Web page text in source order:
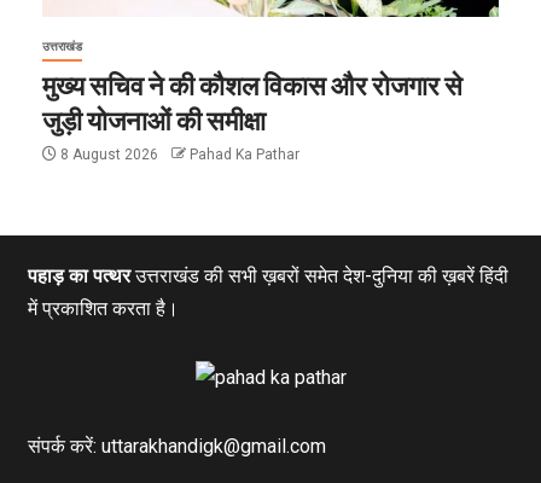
उत्तराखंड
मुख्य सचिव ने की कौशल विकास और रोजगार से
जुड़ी योजनाओं की समीक्षा
8 August 2026 Pahad Ka Pathar
पहाड़ का पत्थरउत्तराखंड की सभी ख़बरों समेत देश-दुनिया की ख़बरें हिंदी
में प्रकाशित करता है।
संपर्क करें: uttarakhandigk@gmail.com